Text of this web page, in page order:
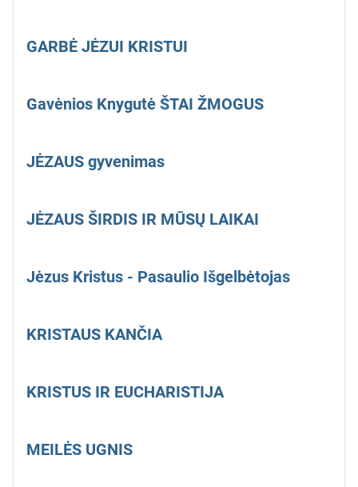
GARBĖ JĖZUI KRISTUI
Gavėnios Knygutė ŠTAI ŽMOGUS
JĖZAUS gyvenimas
JĖZAUS ŠIRDIS IR MŪSŲ LAIKAI
Jėzus Kristus - Pasaulio Išgelbėtojas
KRISTAUS KANČIA
KRISTUS IR EUCHARISTIJA
MEILĖS UGNIS